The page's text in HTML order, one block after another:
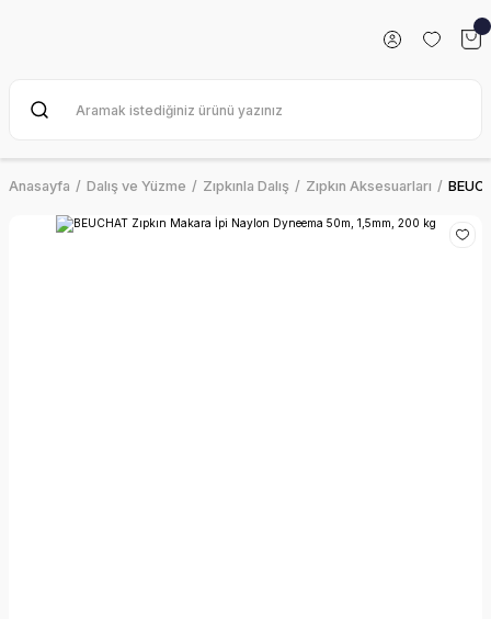
Anasayfa Dalış ve Yüzme Zıpkınla Dalış Zıpkın Aksesuarları